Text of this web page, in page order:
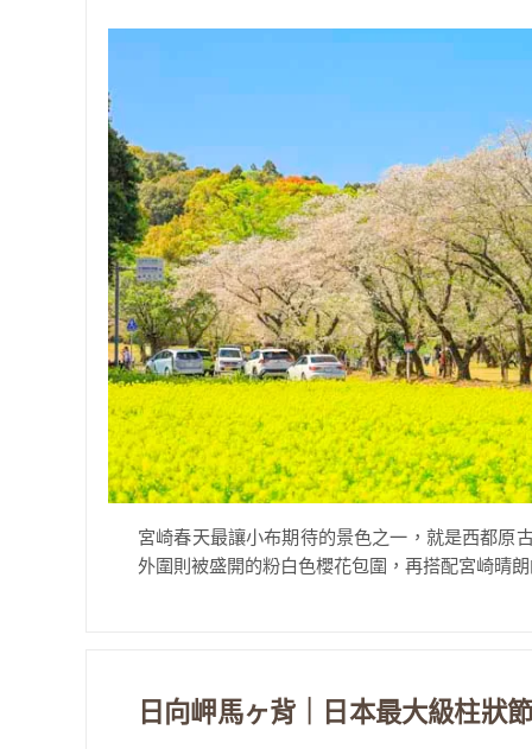
宮崎春天最讓小布期待的景色之一，就是西都原
外圍則被盛開的粉白色櫻花包圍，再搭配宮崎晴
日向岬馬ヶ背｜日本最大級柱狀